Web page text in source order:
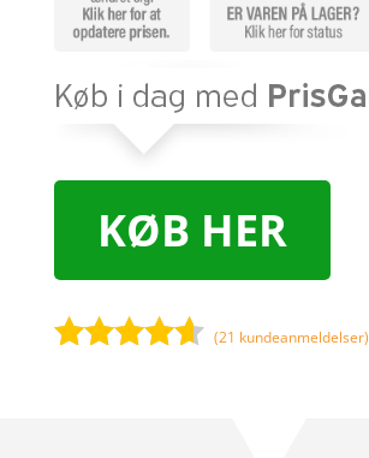
KØB HER
(21 kundeanmeldelser)